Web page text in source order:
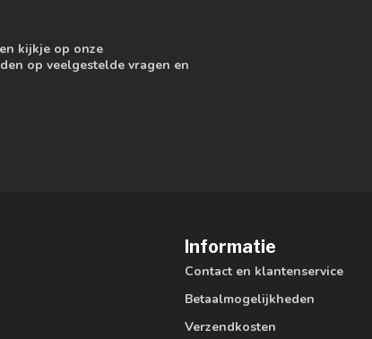
kijkje op onze
op veelgestelde vragen en
Informatie
Contact en klantenservice
Betaalmogelijkheden
Verzendkosten